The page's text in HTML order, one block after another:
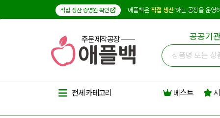
직접 생산 증명원 확인 애플백은 직접 생산하는 공장을 운영
주문제작공장 공공기
전체 카테고리 베스트